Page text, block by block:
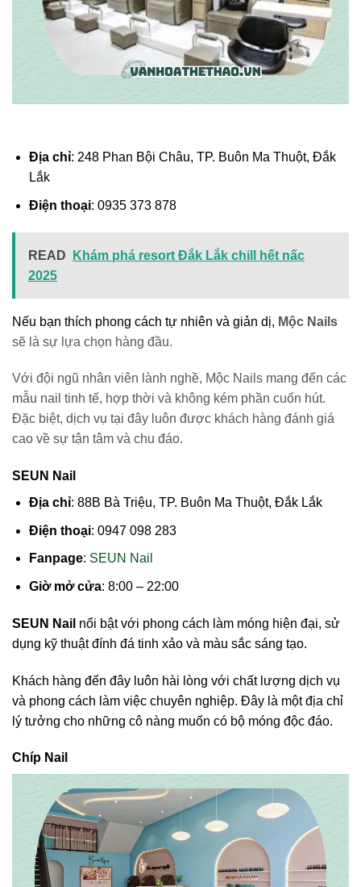
Địa chỉ: 248 Phan Bội Châu, TP. Buôn Ma Thuột, Đắk
Lắk
Điện thoại: 0935 373 878
READ
Khám phá resort Đắk Lắk chill hết nấc
2025
Nếu bạn thích phong cách tự nhiên và giản dị, Mộc Nails
sẽ là sự lựa chọn hàng đầu.
Với đội ngũ nhân viên lành nghề, Mộc Nails mang đến các
mẫu nail tinh tế, hợp thời và không kém phần cuốn hút.
Đặc biệt, dịch vụ tại đây luôn được khách hàng đánh giá
cao về sự tận tâm và chu đáo.
SEUN Nail
Địa chỉ: 88B Bà Triệu, TP. Buôn Ma Thuột, Đắk Lắk
Điện thoại: 0947 098 283
Fanpage: SEUN Nail
Giờ mở cửa: 8:00 – 22:00
SEUN Nail nổi bật với phong cách làm móng hiện đại, sử
dụng kỹ thuật đính đá tinh xảo và màu sắc sáng tạo.
Khách hàng đến đây luôn hài lòng với chất lượng dịch vụ
và phong cách làm việc chuyên nghiệp. Đây là một địa chỉ
lý tưởng cho những cô nàng muốn có bộ móng độc đáo.
Chíp Nail